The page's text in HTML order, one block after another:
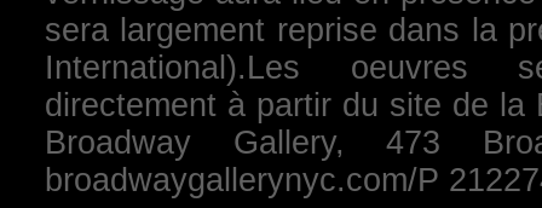
sera largement reprise dans la
International).Les oeuvres
directement à partir du site de
Broadway Gallery, 473
broadwaygallerynyc.com/P